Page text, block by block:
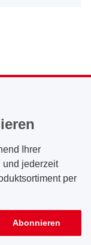
Ihrer
und jederzeit
per
Abonnieren